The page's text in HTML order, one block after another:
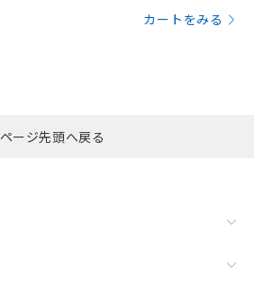
カートをみる
ページ先頭へ戻る